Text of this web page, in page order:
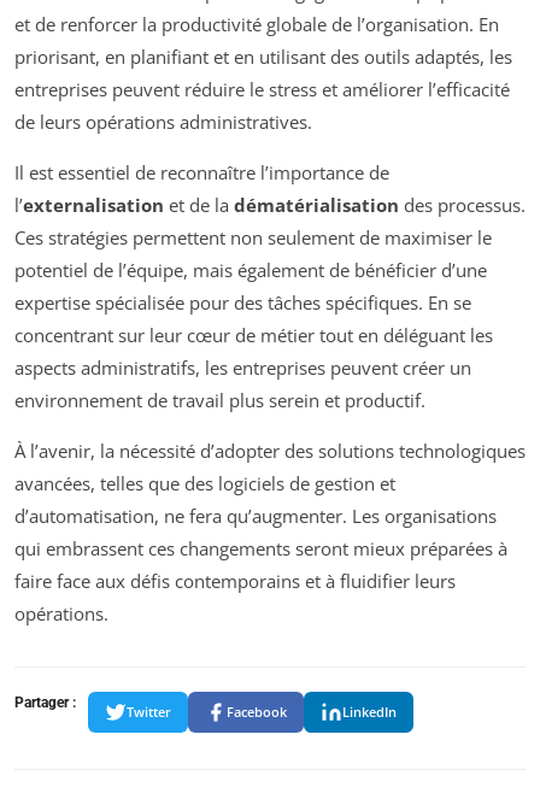
et de renforcer la productivité globale de l’organisation. En
priorisant, en planifiant et en utilisant des outils adaptés, les
entreprises peuvent réduire le stress et améliorer l’efficacité
de leurs opérations administratives.
Il est essentiel de reconnaître l’importance de
l’externalisation et de la dématérialisation des processus.
Ces stratégies permettent non seulement de maximiser le
potentiel de l’équipe, mais également de bénéficier d’une
expertise spécialisée pour des tâches spécifiques. En se
concentrant sur leur cœur de métier tout en déléguant les
aspects administratifs, les entreprises peuvent créer un
environnement de travail plus serein et productif.
À l’avenir, la nécessité d’adopter des solutions technologiques
avancées, telles que des logiciels de gestion et
d’automatisation, ne fera qu’augmenter. Les organisations
qui embrassent ces changements seront mieux préparées à
faire face aux défis contemporains et à fluidifier leurs
opérations.
Partager :
Twitter Facebook LinkedIn